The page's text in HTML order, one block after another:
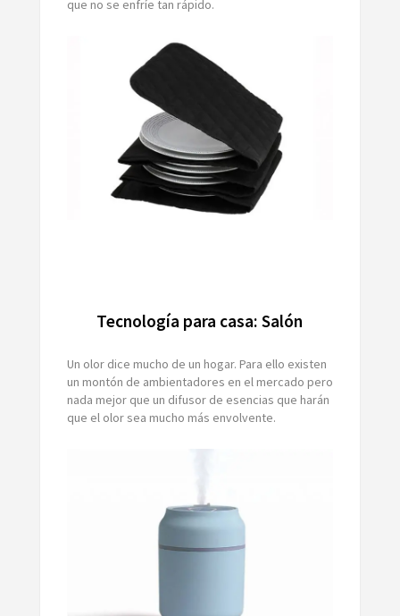
que no se enfríe tan rápido.
Tecnología para casa: Salón
Un olor dice mucho de un hogar. Para ello existen
un montón de ambientadores en el mercado pero
nada mejor que un difusor de esencias que harán
que el olor sea mucho más envolvente.